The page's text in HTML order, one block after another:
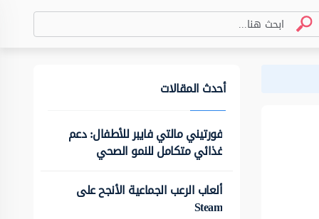
أحدث المقالات
فورتيني مالتي فايبر للأطفال: دعم
غذائي متكامل للنمو الصحي
ألعاب الرعب الجماعية الأنجح على
Steam